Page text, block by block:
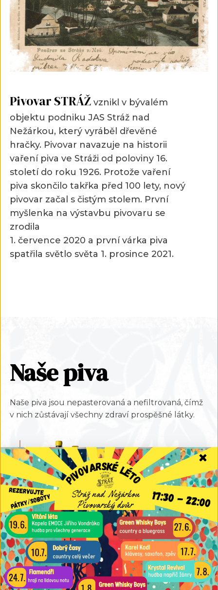
Pivovar STRÁŽ vznikl v bývalém
objektu podniku JAS Stráž nad
Nežárkou, který vyráběl dřevěné
hračky. Pivovar navazuje na historii
vaření piva ve Stráži od poloviny 16.
století do roku 1926. Protože vaření
piva skončilo takřka před 100 lety, nový
pivovar začal s čistým stolem. První
myšlenka na výstavbu pivovaru se
zrodila
1. července 2020 a první várka piva
spatřila světlo světa 1. prosince 2021.
Naše piva
Naše piva jsou nepasterovaná a nefiltrovaná, čímž
v nich zůstávají všechny zdraví prospěšné látky.
spodně kvašený český ležák
Strážská Ema 11%